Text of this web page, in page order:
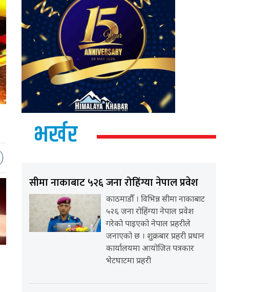
भर्खर
सीमा नाकाबाट ५२६ जना रोहिंग्या नेपाल प्रवेश
काठमाडौँ । विभिन्न सीमा नाकाबाट
५२६ जना रोहिंग्या नेपाल प्रवेश
गरेको पाइएको नेपाल प्रहरीले
जनाएको छ । शुक्रबार प्रहरी प्रधान
कार्यालयमा आयोजित पत्रकार
भेटघाटमा प्रहरी